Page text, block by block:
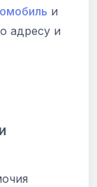
и
адресу и